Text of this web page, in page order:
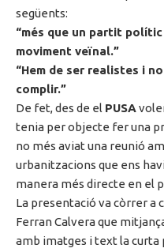
següents:
“més que un partit polític
moviment veïnal.”
“Hem de ser realistes i
complir.”
De fet, des de el PUSA
tenia per objecte fer una
no més aviat una reunió
urbanitzacions que ens
manera més directe en el
La presentació va còrrer a
Ferran Calvera que
amb imatges i text la